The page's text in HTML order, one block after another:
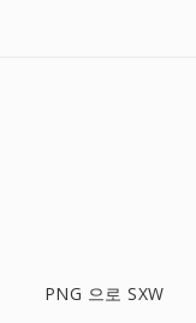
PNG 으로 SXW